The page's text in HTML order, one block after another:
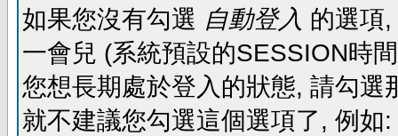
如果您沒有勾選 自動登入 的選項
一會兒 (系統預設的SESSION時
您想長期處於登入的狀態, 請勾
就不建議您勾選這個選項了, 例